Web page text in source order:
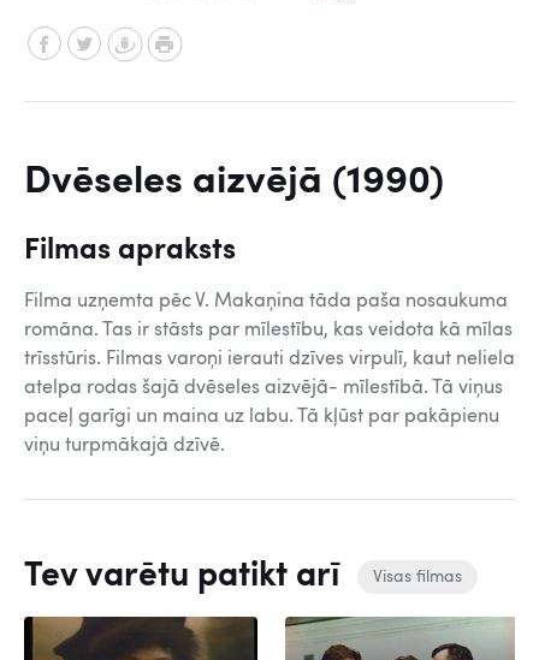
Dvēseles aizvējā (1990)
Filmas apraksts
Filma uzņemta pēc V. Makaņina tāda paša nosaukuma
romāna. Tas ir stāsts par mīlestību, kas veidota kā mīlas
trīsstūris. Filmas varoņi ierauti dzīves virpulī, kaut neliela
atelpa rodas šajā dvēseles aizvējā- mīlestībā. Tā viņus
paceļ garīgi un maina uz labu. Tā kļūst par pakāpienu
viņu turpmākajā dzīvē.
Tev varētu patikt arī Visas filmas